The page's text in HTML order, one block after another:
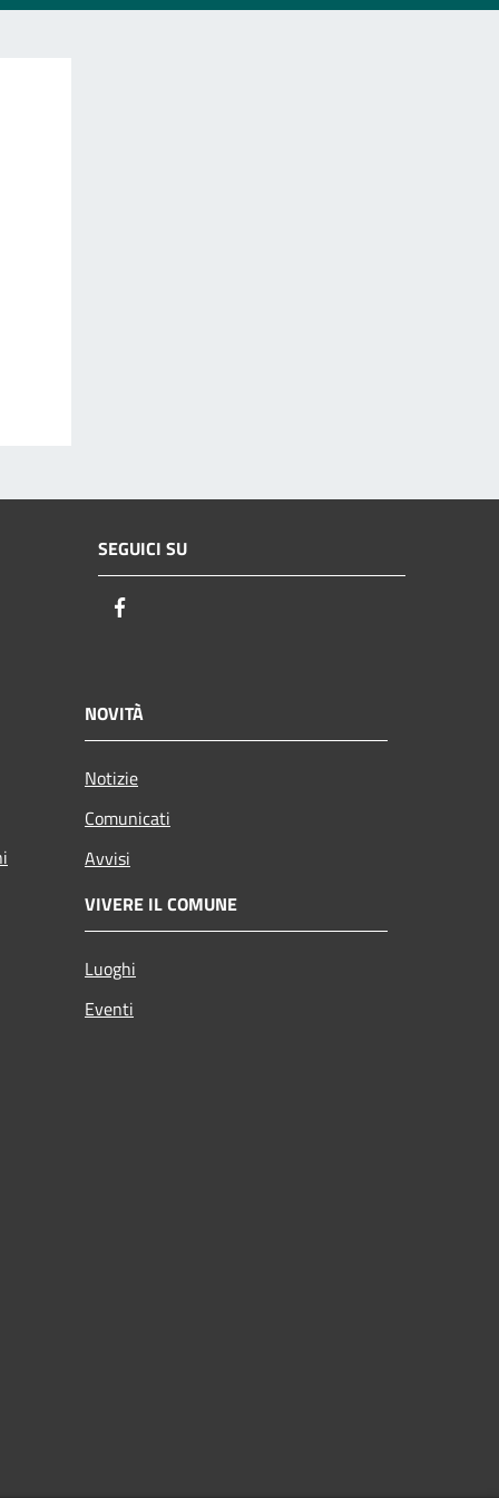
SEGUICI SU
NOVITÀ
Notizie
Comunicati
Avvisi
VIVERE IL COMUNE
Luoghi
Eventi